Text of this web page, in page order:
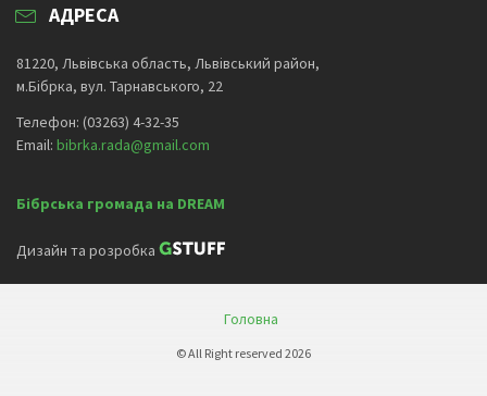
АДРЕСА
81220, Львівська область, Львівський район,
м.Бібрка, вул. Тарнавського, 22
Телефон: (03263) 4-32-35
Email: bibrka.rada@gmail.com
Бібрська громада на DREAM
Дизайн та розробка
Головна
© All Right reserved 2026